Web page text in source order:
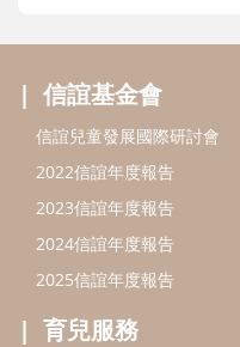
信誼基金會
信誼兒童發展國際研討會
2022信誼年度報告
2023信誼年度報告
2024信誼年度報告
2025信誼年度報告
育兒服務